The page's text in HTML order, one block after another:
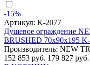
-15%
Артикул: K-2077
Душевое ограждение
BRUSHED 70x90x195
Производитель: NEW
152 853 руб. 179 827 руб.